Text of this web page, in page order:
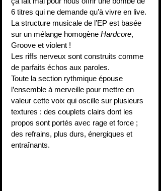
6 titres qui ne demande qu’à vivre en live.
La structure musicale de l’EP est basée
sur un mélange homogène Hardcore,
Groove et violent !
Les riffs nerveux sont construits comme
de parfaits échos aux paroles.
Toute la section rythmique épouse
l’ensemble à merveille pour mettre en
valeur cette voix qui oscille sur plusieurs
textures : des couplets clairs dont les
propos sont portés avec rage et force ;
des refrains, plus durs, énergiques et
entraînants.